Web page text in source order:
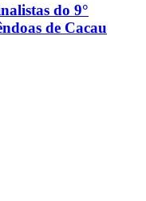
do 9°
de Cacau